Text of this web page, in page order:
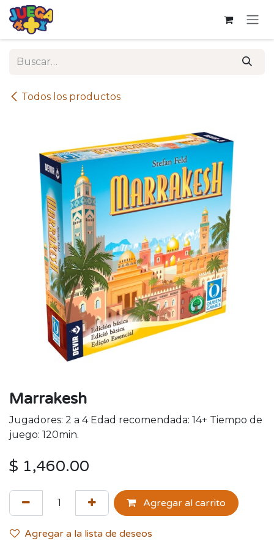
Ir al contenido
Todos los productos
Marrakesh
Jugadores: 2 a 4 Edad recomendada: 14+ Tiempo de
juego: 120min.
$ 1,460.00
Agregar al carrito
Agregar a la lista de deseos